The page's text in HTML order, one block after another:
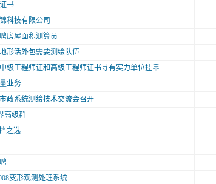
书
科技有限公司
房屋面积测算员
形活外包需要测绘队伍
级工程师证和高级工程师证书寻有实力单位挂靠
业务
政系统测绘技术交流会召开
高级群
之选
变形观测处理系统